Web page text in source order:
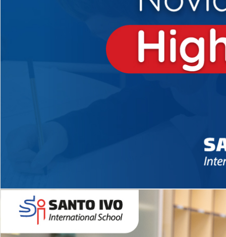
Novidades 2026 High School